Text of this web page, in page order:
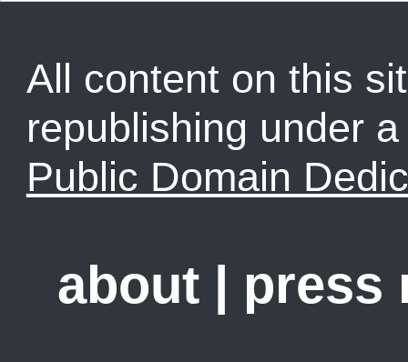
All content on this
republishing under
Public Domain
about press